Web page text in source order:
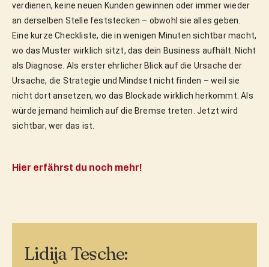
verdienen, keine neuen Kunden gewinnen oder immer wieder
an derselben Stelle feststecken – obwohl sie alles geben.
Eine kurze Checkliste, die in wenigen Minuten sichtbar macht,
wo das Muster wirklich sitzt, das dein Business aufhält. Nicht
als Diagnose. Als erster ehrlicher Blick auf die Ursache der
Ursache, die Strategie und Mindset nicht finden – weil sie
nicht dort ansetzen, wo das Blockade wirklich herkommt. Als
würde jemand heimlich auf die Bremse treten. Jetzt wird
sichtbar, wer das ist.
Hier erfährst du noch mehr!
Lidija Tesche: